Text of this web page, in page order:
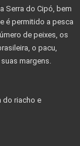
Serra do Cipó, bem
é permitido a pesca
de peixes, os
o pacu,
margens.
do riacho e